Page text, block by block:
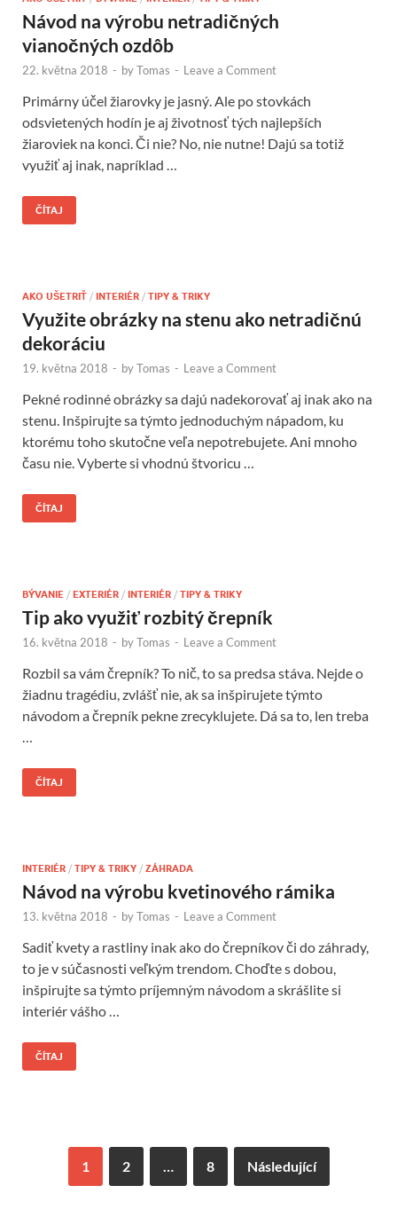
Návod na výrobu netradičných
vianočných ozdôb
22. května 2018 - byTomas - Leave a Comment
Primárny účel žiarovky je jasný. Ale po stovkách
odsvietených hodín je aj životnosť tých najlepších
žiaroviek na konci. Či nie? No, nie nutne! Dajú sa totiž
využiť aj inak, napríklad …
ČÍTAJ
AKO UŠETRIŤ / INTERIÉR / TIPY & TRIKY
Využite obrázky na stenu ako netradičnú
dekoráciu
19. května 2018 - byTomas - Leave a Comment
Pekné rodinné obrázky sa dajú nadekorovať aj inak ako na
stenu. Inšpirujte sa týmto jednoduchým nápadom, ku
ktorému toho skutočne veľa nepotrebujete. Ani mnoho
času nie. Vyberte si vhodnú štvoricu …
ČÍTAJ
BÝVANIE / EXTERIÉR / INTERIÉR / TIPY & TRIKY
Tip ako využiť rozbitý črepník
16. května 2018 - byTomas - Leave a Comment
Rozbil sa vám črepník? To nič, to sa predsa stáva. Nejde o
žiadnu tragédiu, zvlášť nie, ak sa inšpirujete týmto
návodom a črepník pekne zrecyklujete. Dá sa to, len treba
ČÍTAJ
INTERIÉR / TIPY & TRIKY / ZÁHRADA
Návod na výrobu kvetinového rámika
13. května 2018 - byTomas - Leave a Comment
Sadiť kvety a rastliny inak ako do črepníkov či do záhrady,
to je v súčasnosti veľkým trendom. Choďte s dobou,
inšpirujte sa týmto príjemným návodom a skrášlite si
interiér vášho …
ČÍTAJ
1 2 8 Následující